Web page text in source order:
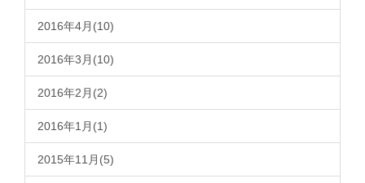
2016年4月(10)
2016年3月(10)
2016年2月(2)
2016年1月(1)
2015年11月(5)